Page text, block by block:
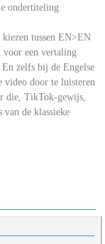
ondertiteling
tussen EN>EN
voor een vertaling
zelfs bij de Engelse
video door te luisteren
die, TikTok-gewijs,
de klassieke